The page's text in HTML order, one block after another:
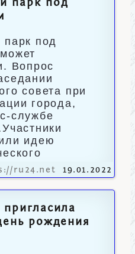
парк под
парк под
Вопрос
совета при
города,
службе
идею
ru24.net 19.01.2022
рождения